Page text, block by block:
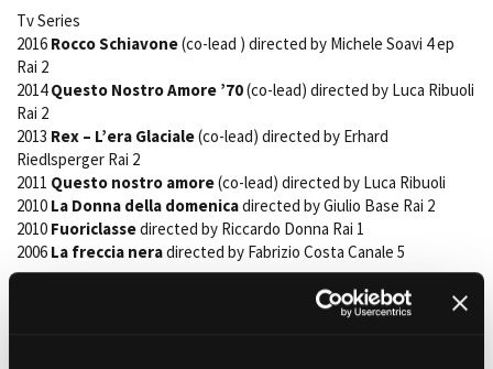
CASTING
Amministrazione trasparente
Bandi e gare
Contatti
Privacy
Cookie policy
Tv Series
2016 Rocco Schiavone(co-lead ) directed by Michele Soavi 4 ep
Rai 2
2014Questo Nostro Amore ’70(co-lead) directed by Luca Ribuoli
Rai 2
2013 Rex – L’era Glaciale(co-lead) directed by Erhard
Riedlsperger Rai 2
2011 Questo nostro amore(co-lead) directed by Luca Ribuoli
2010 La Donna della domenicadirected by Giulio Base Rai 2
2010 Fuoriclassedirected by Riccardo Donna Rai 1
2006 La freccia neradirected by Fabrizio Costa Canale 5
2020-2018 La repubblica delle donna directed by Piero Chiambretti